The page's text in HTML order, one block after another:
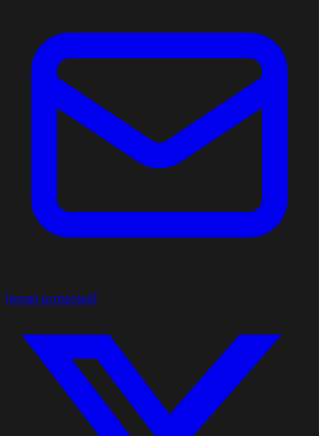
[email protected]